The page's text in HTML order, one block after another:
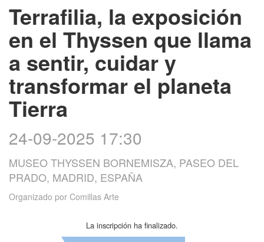
Terrafilia, la exposición
en el Thyssen que llama
a sentir, cuidar y
transformar el planeta
Tierra
24-09-2025 17:30
MUSEO THYSSEN BORNEMISZA, PASEO DEL
PRADO, MADRID, ESPAÑA
Organizado por Comillas Arte
La inscripción ha finalizado.